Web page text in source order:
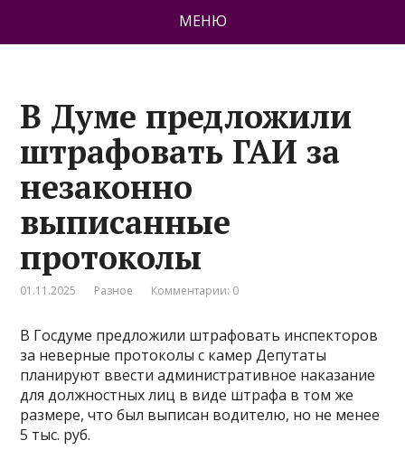
МЕНЮ
В Думе предложили
штрафовать ГАИ за
незаконно
выписанные
протоколы
01.11.2025 Разное Комментарии: 0
В Госдуме предложили штрафовать инспекторов
за неверные протоколы с камер Депутаты
планируют ввести административное наказание
для должностных лиц в виде штрафа в том же
размере, что был выписан водителю, но не менее
5 тыс. руб.